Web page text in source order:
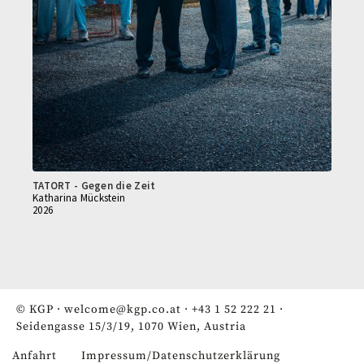
TATORT - Gegen die Zeit
Katharina Mückstein
2026
© KGP · welcome@kgp.co.at · +43 1 52 222 21 ·
Seidengasse 15/3/19, 1070 Wien, Austria
Anfahrt Impressum/Datenschutzerklärung